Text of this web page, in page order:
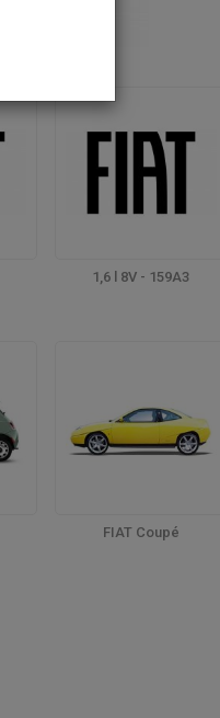
1,6 l 8V - 159A3
FIAT Coupé